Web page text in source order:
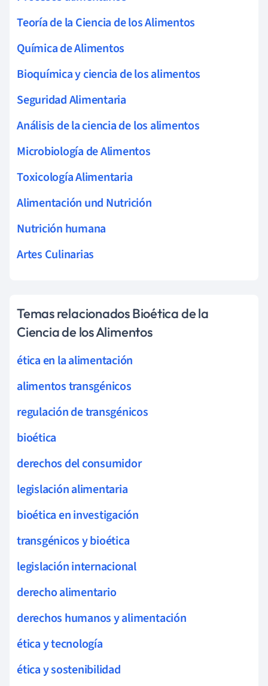
Teoría de la Ciencia de los Alimentos
Química de Alimentos
Bioquímica y ciencia de los alimentos
Seguridad Alimentaria
Análisis de la ciencia de los alimentos
Microbiología de Alimentos
Toxicología Alimentaria
Alimentación und Nutrición
Nutrición humana
Artes Culinarias
Temas relacionados Bioética de la
Ciencia de los Alimentos
ética en la alimentación
alimentos transgénicos
regulación de transgénicos
bioética
derechos del consumidor
legislación alimentaria
bioética en investigación
transgénicos y bioética
legislación internacional
derecho alimentario
derechos humanos y alimentación
ética y tecnología
ética y sostenibilidad